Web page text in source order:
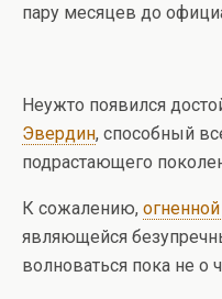
пару месяцев до
Неужто появился
Эвердин, способный
подрастающего
К сожалению,
являющейся
волноваться пока не о